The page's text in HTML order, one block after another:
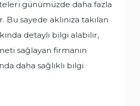
günümüzde daha fazla
sayede aklınıza takılan
detaylı bilgi alabilir,
sağlayan firmanın
daha sağlıklı bilgi